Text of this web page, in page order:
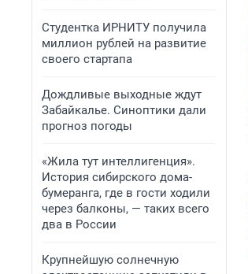
Студентка ИРНИТУ получила
миллион рублей на развитие
своего стартапа
Дождливые выходные ждут
Забайкалье. Синоптики дали
прогноз погоды
«Жила тут интеллигенция».
История сибирского дома-
бумеранга, где в гости ходили
через балконы, — таких всего
два в России
Крупнейшую солнечную